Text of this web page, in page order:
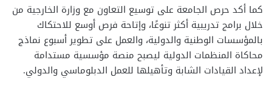
كما أكد حرص الجامعة على توسيع التعاون مع وزارة الخارجية من
خلال برامج تدريبية أكثر تنوعًا، وإتاحة فرص أوسع للاحتكاك
بالمؤسسات الوطنية والدولية، والعمل على تطوير أسبوع نماذج
محاكاة المنظمات الدولية ليصبح منصة مؤسسية مستدامة
لإعداد القيادات الشابة وتأهيلها للعمل الدبلوماسي والدولي.